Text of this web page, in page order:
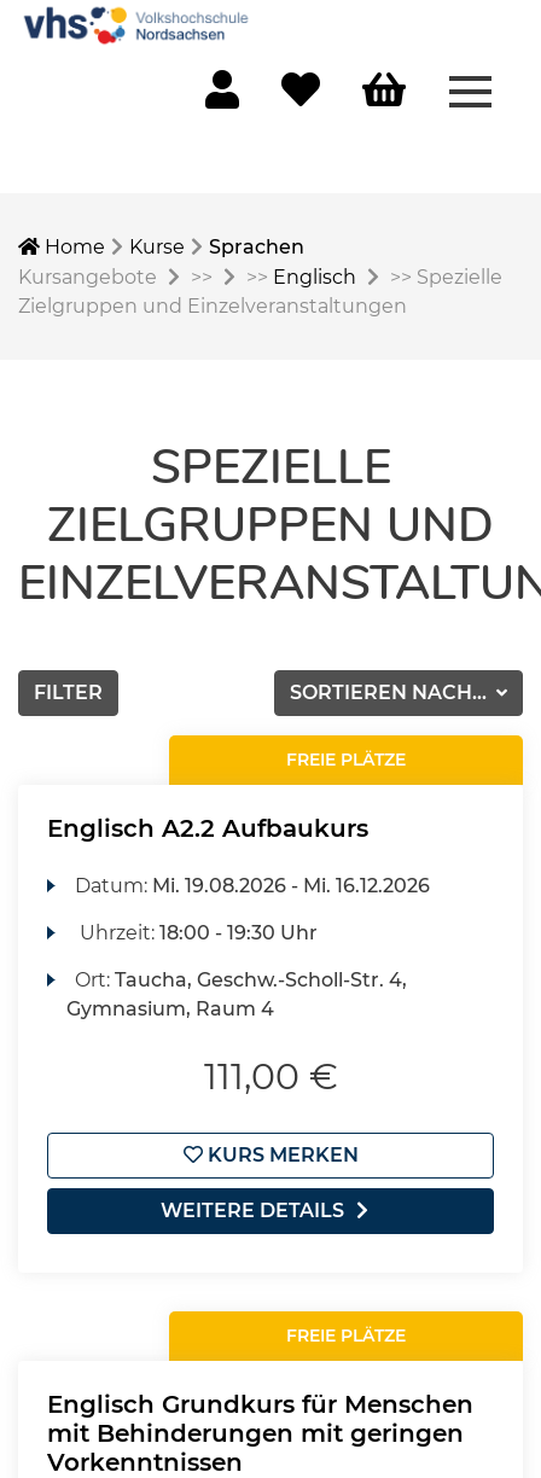
Home Kurse
Sprachen
Kursangebote
>> >> Englisch >> Spezielle
Zielgruppen und Einzelveranstaltungen
SPEZIELLE
ZIELGRUPPEN UND
SORTIEREN NACH...
FILTER
FREIE PLÄTZE
Englisch A2.2 Aufbaukurs
Datum: Mi. 19.08.2026 - Mi. 16.12.2026
Uhrzeit:18:00 - 19:30 Uhr
Ort:Taucha, Geschw.-Scholl-Str. 4,
Gymnasium, Raum 4
111,00 €
KURS MERKEN
WEITERE DETAILS
FREIE PLÄTZE
Englisch Grundkurs für Menschen
mit Behinderungen mit geringen
Vorkenntnissen